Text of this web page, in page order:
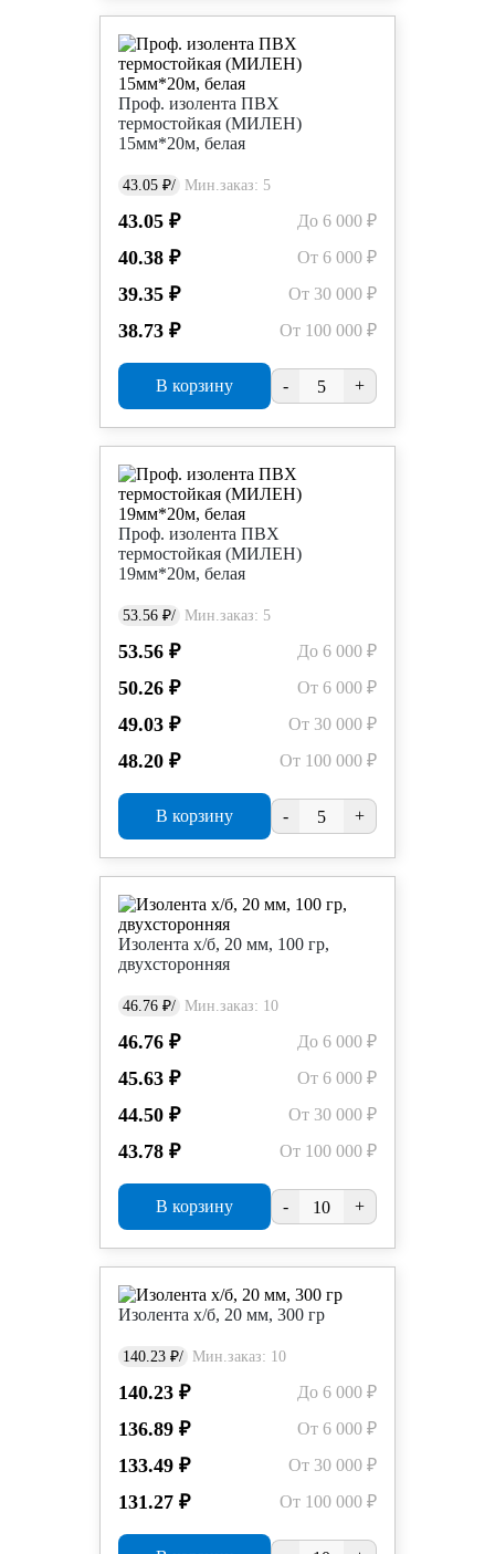
Проф. изолента ПВХ
термостойкая (МИЛЕН)
15мм*20м, белая
43.05 ₽/ Мин.заказ: 5
43.05 ₽ До 6 000 ₽
40.38 ₽ От 6 000 ₽
39.35 ₽ От 30 000 ₽
38.73 ₽ От 100 000 ₽
В корзину - +
Проф. изолента ПВХ
термостойкая (МИЛЕН)
19мм*20м, белая
53.56 ₽/ Мин.заказ: 5
53.56 ₽ До 6 000 ₽
50.26 ₽ От 6 000 ₽
49.03 ₽ От 30 000 ₽
48.20 ₽ От 100 000 ₽
В корзину - +
Изолента х/б, 20 мм, 100 гр,
двухсторонняя
46.76 ₽/ Мин.заказ: 10
46.76 ₽ До 6 000 ₽
45.63 ₽ От 6 000 ₽
44.50 ₽ От 30 000 ₽
43.78 ₽ От 100 000 ₽
В корзину - +
Изолента х/б, 20 мм, 300 гр
140.23 ₽/ Мин.заказ: 10
140.23 ₽ До 6 000 ₽
136.89 ₽ От 6 000 ₽
133.49 ₽ От 30 000 ₽
131.27 ₽ От 100 000 ₽